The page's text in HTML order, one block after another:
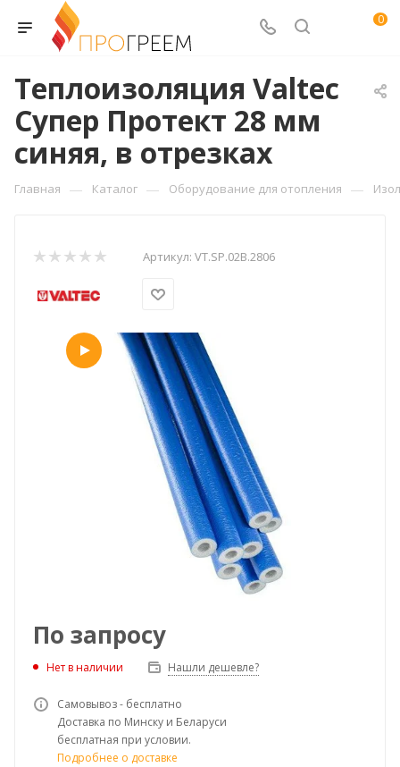
0
Теплоизоляция Valtec
Супер Протект 28 мм
синяя, в отрезках
Главная — Каталог — Оборудование для отопления —
Артикул: VT.SP.02B.2806
По запросу
Нет в наличии Нашли дешевле?
Самовывоз - бесплатно
Доставка по Минску и Беларуси
бесплатная при условии.
Подробнее о доставке